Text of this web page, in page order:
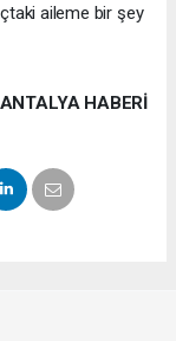
aileme bir şey
ANTALYA HABERİ